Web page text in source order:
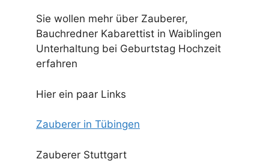
Sie wollen mehr über Zauberer,
Bauchredner Kabarettist in Waiblingen
Unterhaltung bei Geburtstag Hochzeit
erfahren
Hier ein paar Links
Zauberer in Tübingen
Zauberer Stuttgart